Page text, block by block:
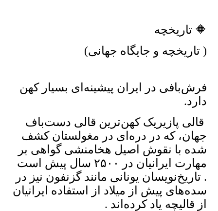
🔶 تاریخچه
( تاریخچه و جایگاه جهانی)
فرش‌بافی در ایران پیشینه‌ای بسیار کهن
دارد.
قالی پازیریک کهن‌ترین قالی دست‌باف
جهان، که در دره‌ای در مغولستان کشف
شده با نقوش اصیل هخامنشی گواهی بر
مهارت ایرانیان در ۲۵۰۰ سال پیش است
. تاریخ‌نویسان یونانی مانند گزنفون نیز در
سده‌های پیش از میلاد از استفاده ایرانیان
از قالیچه یاد کرده‌اند .